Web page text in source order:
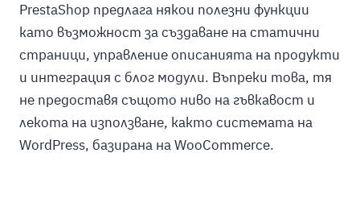
PrestaShop предлага някои полезни функции
като възможност за създаване на статични
страници, управление описанията на продукти
и интеграция с блог модули. Въпреки това, тя
не предоставя същото ниво на гъвкавост и
лекота на използване, както системата на
WordPress, базирана на WooCommerce.